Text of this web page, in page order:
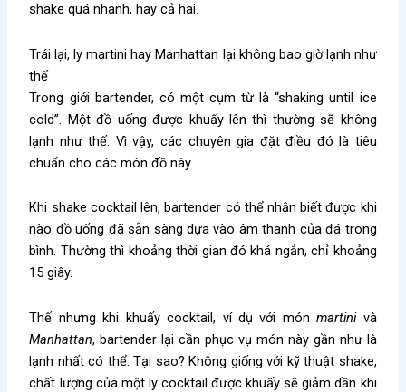
shake quá nhanh, hay cả hai.
Trái lại, ly martini hay Manhattan lại không bao giờ lạnh như
thế
Trong giới bartender, có một cụm từ là “shaking until ice
cold”. Một đồ uống được khuấy lên thì thường sẽ không
lạnh như thế. Vì vậy, các chuyên gia đặt điều đó là tiêu
chuẩn cho các món đồ này.
Khi shake cocktail lên, bartender có thể nhận biết được khi
nào đồ uống đã sẵn sàng dựa vào âm thanh của đá trong
bình. Thường thì khoảng thời gian đó khá ngắn, chỉ khoảng
15 giây.
Thế nhưng khi khuấy cocktail, ví dụ với mónmartinivà
Manhattan, bartender lại cần phục vụ món này gần như là
lạnh nhất có thể. Tại sao? Không giống với kỹ thuật shake,
chất lượng của một ly cocktail được khuấy sẽ giảm dần khi